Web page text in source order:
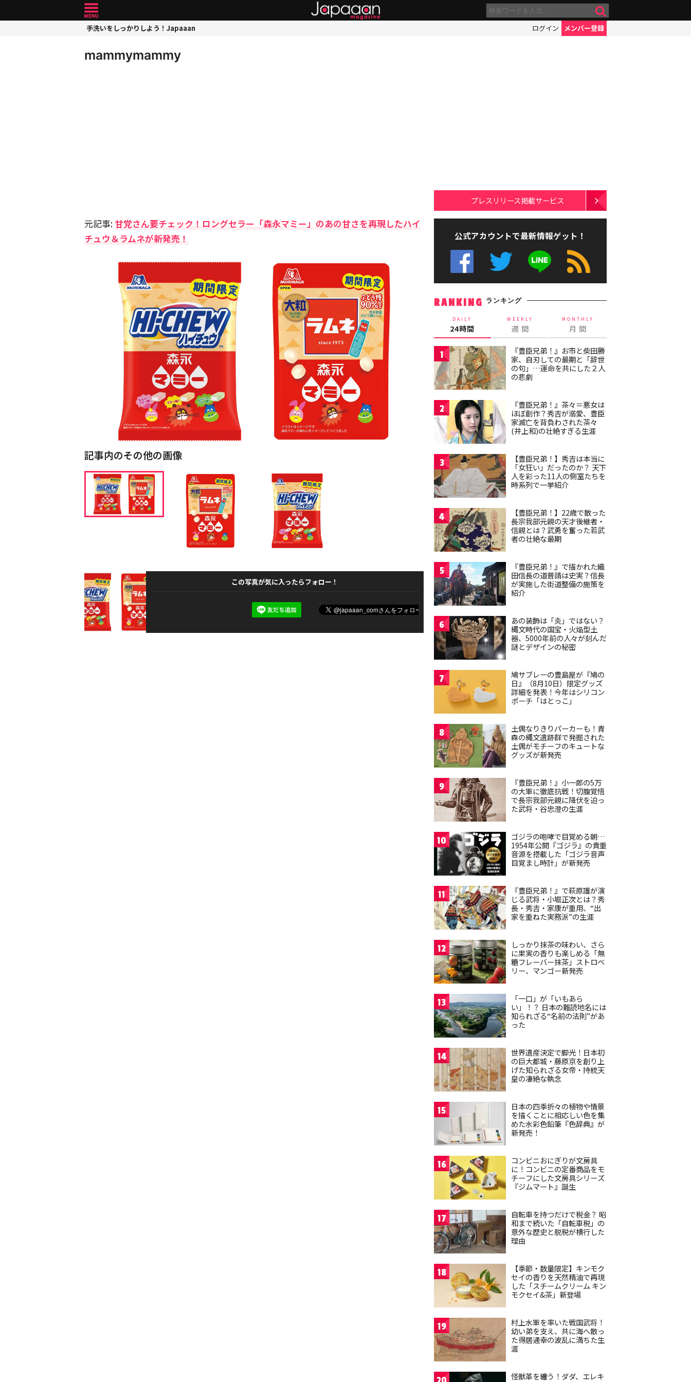
手洗いをしっかりしよう！Japaaan ログイン メンバー登録
mammymammy
元記事: 甘党さん要チェック！ロングセラー「森永マミー」のあの甘さを再現したハイ
チュウ＆ラムネが新発売！
記事内のその他の画像
この写真が気に入ったらフォロー！
プレスリリース掲載サービス
公式アカウントで最新情報ゲット！
RANKING ランキング
DAILY
24時間
WEEKLY
週 間
MONTHLY
月 間
1
『豊臣兄弟！』お市と柴田勝
家、自刃しての最期と「辞世
の句」…運命を共にした２人
の悲劇
2
『豊臣兄弟！』茶々＝悪女は
ほぼ創作？秀吉が溺愛、豊臣
家滅亡を背負わされた茶々
(井上和)の壮絶すぎる生涯
3
【豊臣兄弟！】秀吉は本当に
「女狂い」だったのか？ 天下
人を彩った11人の側室たちを
時系列で一挙紹介
4
【豊臣兄弟！】22歳で散った
長宗我部元親の天才後継者・
信親とは？武勇を奮った若武
者の壮絶な最期
5
『豊臣兄弟！』で描かれた織
田信長の道普請は史実？信長
が実施した街道整備の施策を
紹介
6
あの装飾は「炎」ではない？
縄文時代の国宝・火焔型土
器、5000年前の人々が刻んだ
謎とデザインの秘密
7
鳩サブレーの豊島屋が『鳩の
日』（8月10日）限定グッズ
詳細を発表！今年はシリコン
ポーチ「はとっこ」
8
土偶なりきりパーカーも！青
森の縄文遺跡群で発掘された
土偶がモチーフのキュートな
グッズが新発売
9
『豊臣兄弟！』小一郎の5万
の大軍に徹底抗戦！切腹覚悟
で長宗我部元親に降伏を迫っ
た武将・谷忠澄の生涯
10
ゴジラの咆哮で目覚める朝…
1954年公開『ゴジラ』の貴重
音源を搭載した「ゴジラ音声
目覚まし時計」が新発売
11
『豊臣兄弟！』で萩原護が演
じる武将・小堀正次とは？秀
長・秀吉・家康が重用、“出
家を重ねた実務派”の生涯
12
しっかり抹茶の味わい、さら
に果実の香りも楽しめる「無
糖フレーバー抹茶」ストロベ
リー、マンゴー新発売
13
「一口」が「いもあら
い」！？ 日本の難読地名には
知られざる“名前の法則”があ
った
14
世界遺産決定で脚光！日本初
の巨大都城・藤原京を創り上
げた知られざる女帝・持統天
皇の凄絶な執念
15
日本の四季折々の植物や情景
を描くことに相応しい色を集
めた水彩色鉛筆『色辞典』が
新発売！
16
コンビニおにぎりが文房具
に！コンビニの定番商品をモ
チーフにした文房具シリーズ
『ジムマート』誕生
17
自転車を持つだけで税金？ 昭
和まで続いた「自転車税」の
意外な歴史と脱税が横行した
理由
18
【季節・数量限定】キンモク
セイの香りを天然精油で再現
した「スチームクリーム キン
モクセイ&茶」新登場
19
村上水軍を率いた戦国武将！
幼い弟を支え、共に海へ散っ
た得居通幸の波乱に満ちた生
涯
怪獣革を纏う！ダダ、エレキ